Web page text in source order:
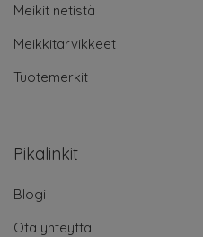
Meikit netistä
Meikkitarvikkeet
Tuotemerkit
Pikalinkit
Blogi
Ota yhteyttä